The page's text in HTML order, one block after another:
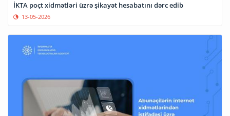
İKTA poçt xidmətləri üzrə şikayət hesabatını dərc edib
13-05-2026